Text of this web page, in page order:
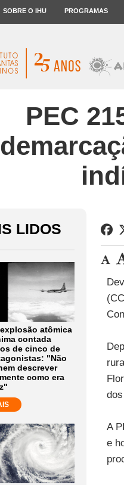
SOBRE O IHU PROGRAMAS
PEC
LIDOS
atômica
contada
de cinco de
"Não
descrever
como era
A
e